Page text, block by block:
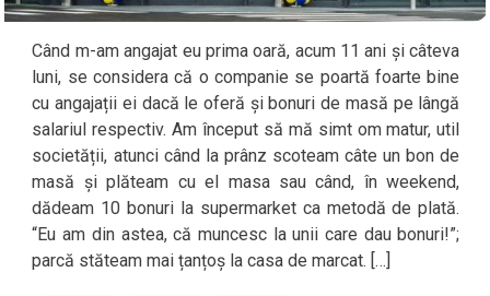
Când m-am angajat eu prima oară, acum 11 ani și câteva
luni, se considera că o companie se poartă foarte bine
cu angajații ei dacă le oferă și bonuri de masă pe lângă
salariul respectiv. Am început să mă simt om matur, util
societății, atunci când la prânz scoteam câte un bon de
masă și plăteam cu el masa sau când, în weekend,
dădeam 10 bonuri la supermarket ca metodă de plată.
“Eu am din astea, că muncesc la unii care dau bonuri!”;
parcă stăteam mai țanțoș la casa de marcat. […]